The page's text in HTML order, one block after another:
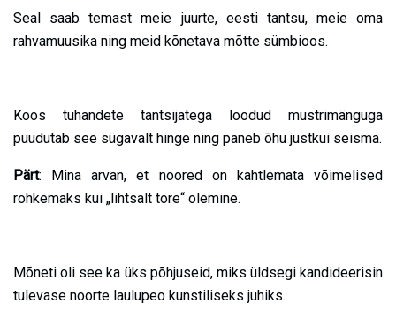
Seal saab temast meie juurte, eesti tantsu, meie oma
rahvamuusika ning meid kõnetava mõtte sümbioos.
Koos tuhandete tantsijatega loodud mustrimänguga
puudutab see sügavalt hinge ning paneb õhu justkui seisma.
Pärt: Mina arvan, et noored on kahtlemata võimelised
rohkemaks kui „lihtsalt tore“ olemine.
Mõneti oli see ka üks põhjuseid, miks üldsegi kandideerisin
tulevase noorte laulupeo kunstiliseks juhiks.